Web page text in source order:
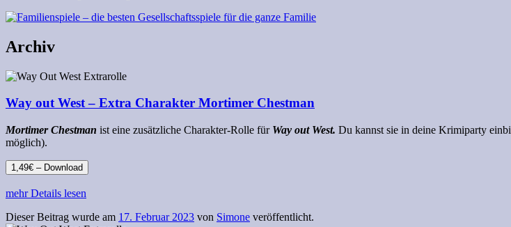
Archiv
Way out West – Extra Charakter Mortimer Chestman
Mortimer Chestman ist eine zusätzliche Charakter-Rolle für Way out West. Du kannst sie in deine Krimiparty
möglich).
1,49€ – Download
mehr Details lesen
Dieser Beitrag wurde am 17. Februar 2023 von Simone veröffentlicht.